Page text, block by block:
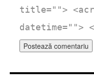
title="">
datetime="">